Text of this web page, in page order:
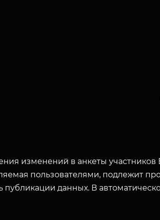
изменений в анкеты участников
пользователями, подлежит
публикации данных. В